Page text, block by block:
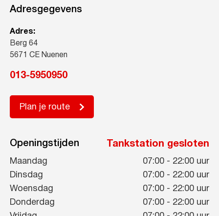
Adresgegevens
Adres:
Berg 64
5671 CE Nuenen
013-5950950
Plan je route
Openingstijden Tankstation gesloten
Maandag 07:00 - 22:00 uur
Dinsdag
07:00 - 22:00 uur
Woensdag
07:00 - 22:00 uur
Donderdag
07:00 - 22:00 uur